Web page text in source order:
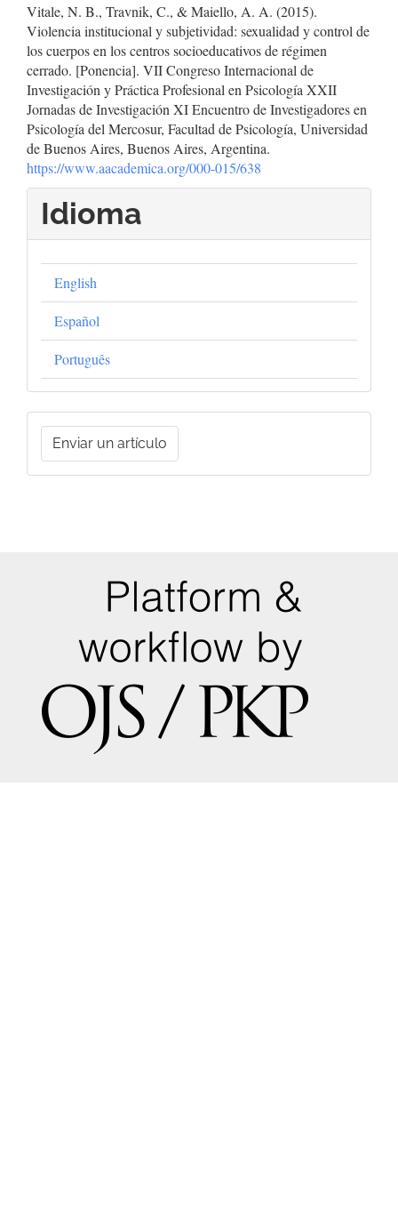
Vitale, N. B., Travnik, C., & Maiello, A. A. (2015).
Violencia institucional y subjetividad: sexualidad y control de
los cuerpos en los centros socioeducativos de régimen
cerrado. [Ponencia]. VII Congreso Internacional de
Investigación y Práctica Profesional en Psicología XXII
Jornadas de Investigación XI Encuentro de Investigadores en
Psicología del Mercosur, Facultad de Psicología, Universidad
de Buenos Aires, Buenos Aires, Argentina.
https://www.aacademica.org/000-015/638
Idioma
English
Español
Português
Enviar
unEnviar un artículo